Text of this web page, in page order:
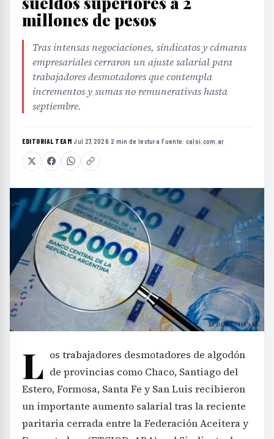
millones de pesos
Tras intensas negociaciones, sindicatos y cámaras
empresariales cerraron un ajuste salarial para
trabajadores desmotadores que contempla
incrementos y sumas no remunerativas hasta
septiembre.
EDITORIAL TEAM·Jul 27, 2026·2 min de lectura·Fuente: caloi.com.ar
L os trabajadores desmotadores de algodón
de provincias como Chaco, Santiago del
Estero, Formosa, Santa Fe y San Luis recibieron
un importante aumento salarial tras la reciente
paritaria cerrada entre la Federación Aceitera y